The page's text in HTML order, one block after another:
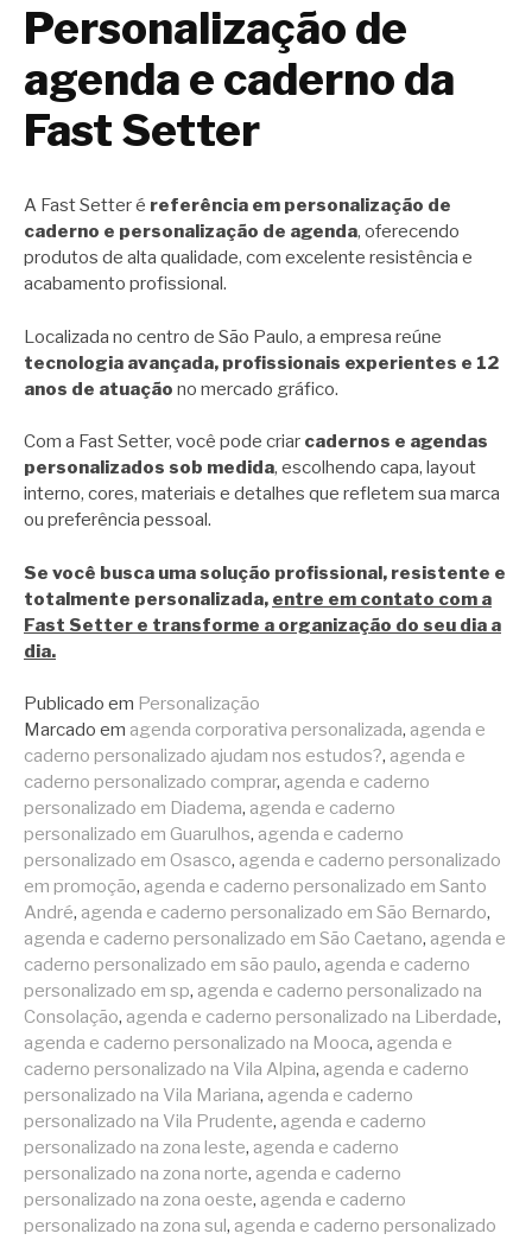
Personalização de
agenda e caderno da
Fast Setter
A Fast Setter é referência em personalização de
caderno e personalização de agenda, oferecendo
produtos de alta qualidade, com excelente resistência e
acabamento profissional.
Localizada no centro de São Paulo, a empresa reúne
tecnologia avançada, profissionais experientes e 12
anos de atuação no mercado gráfico.
Com a Fast Setter, você pode criar cadernos e agendas
personalizados sob medida, escolhendo capa, layout
interno, cores, materiais e detalhes que refletem sua marca
ou preferência pessoal.
Se você busca uma solução profissional, resistente e
totalmente personalizada, entre em contato com a
Fast Setter e transforme a organização do seu dia a
dia.
Publicado em Personalização
Marcado em agenda corporativa personalizada, agenda e
caderno personalizado ajudam nos estudos?, agenda e
caderno personalizado comprar, agenda e caderno
personalizado em Diadema, agenda e caderno
personalizado em Guarulhos, agenda e caderno
personalizado em Osasco, agenda e caderno personalizado
em promoção, agenda e caderno personalizado em Santo
André, agenda e caderno personalizado em São Bernardo,
agenda e caderno personalizado em São Caetano, agenda e
caderno personalizado em são paulo, agenda e caderno
personalizado em sp, agenda e caderno personalizado na
Consolação, agenda e caderno personalizado na Liberdade,
agenda e caderno personalizado na Mooca, agenda e
caderno personalizado na Vila Alpina, agenda e caderno
personalizado na Vila Mariana, agenda e caderno
personalizado na Vila Prudente, agenda e caderno
personalizado na zona leste, agenda e caderno
personalizado na zona norte, agenda e caderno
personalizado na zona oeste, agenda e caderno
personalizado na zona sul , agenda e caderno personalizado